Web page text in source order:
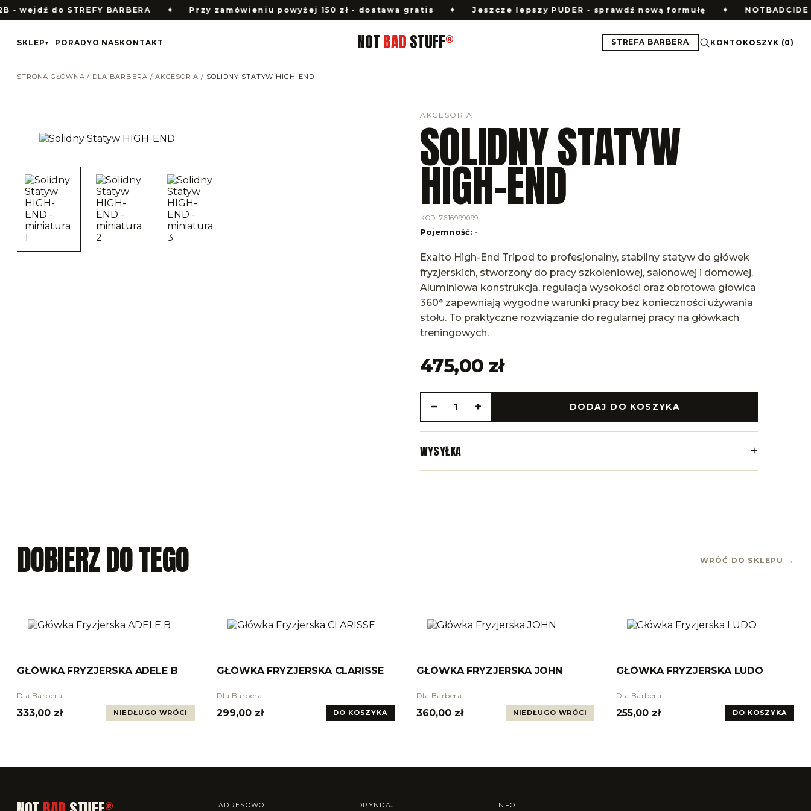
wejdź do STREFY BARBERA ✦ Przy zamówieniu powyżej 150 zł - dostawa gratis ✦ Jeszcze lepszy PUDER - sprawdź nową formułę ✦
SKLEP▾ PORADYO NASKONTAKT NOTBADSTUFF® STREFA BARBERA KONTO KOSZYK (0)
STRONA GŁÓWNA / DLA BARBERA /AKCESORIA / SOLIDNY STATYW HIGH-END
AKCESORIA
SOLIDNY STATYW
HIGH-END
KOD:7616999099
Pojemność: -
Exalto High-End Tripod to profesjonalny, stabilny statyw do główek
fryzjerskich, stworzony do pracy szkoleniowej, salonowej i domowej.
Aluminiowa konstrukcja, regulacja wysokości oraz obrotowa głowica
360° zapewniają wygodne warunki pracy bez konieczności używania
stołu. To praktyczne rozwiązanie do regularnej pracy na główkach
treningowych.
475,00 zł
− 1 + DODAJ DO KOSZYKA
WYSYŁKA +
DOBIERZ DO TEGO WRÓĆ DO SKLEPU →
GŁÓWKA FRYZJERSKA ADELE B
Dla Barbera
333,00 zł NIEDŁUGO WRÓCI
GŁÓWKA FRYZJERSKA CLARISSE
Dla Barbera
299,00 zł DO KOSZYKA
GŁÓWKA FRYZJERSKA JOHN
Dla Barbera
360,00 zł NIEDŁUGO WRÓCI
GŁÓWKA FRYZJERSKA LUDO
Dla Barbera
255,00 zł DO KOSZYKA
® ADRESOWO DRYNDAJ INFO